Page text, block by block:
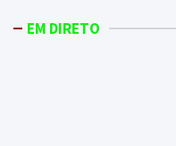
EM DIRETO